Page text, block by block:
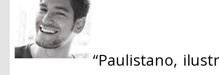
“Paulistano,